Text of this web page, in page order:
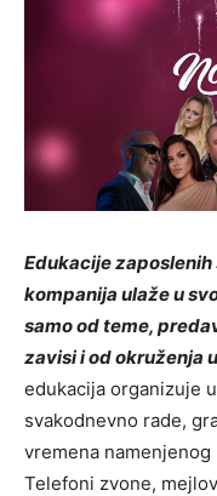
Edukacije
kompanija ulaže u
samo od teme,
zavisi i od okruženja
edukacija organizuje
svakodnevno rade,
vremena
Telefoni zvone,